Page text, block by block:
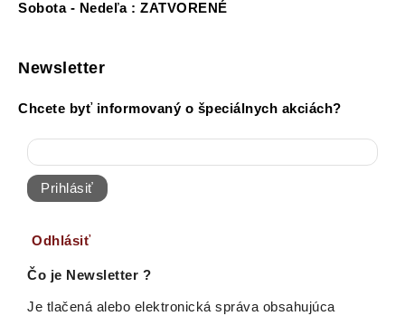
Sobota - Nedeľa : ZATVORENÉ
Newsletter
Chcete byť informovaný o špeciálnych akciách?
Prihlásiť
Odhlásiť
Čo je Newsletter ?
Je tlačená alebo elektronická správa obsahujúca